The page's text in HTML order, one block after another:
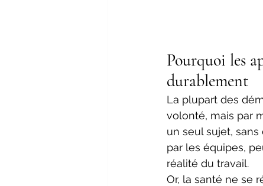
Pourquoi les
durablement
La plupart des
volonté, mais par
un seul sujet,
par les équipes,
réalité du travail.
Or, la santé ne se